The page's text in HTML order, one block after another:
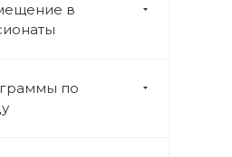
в
по